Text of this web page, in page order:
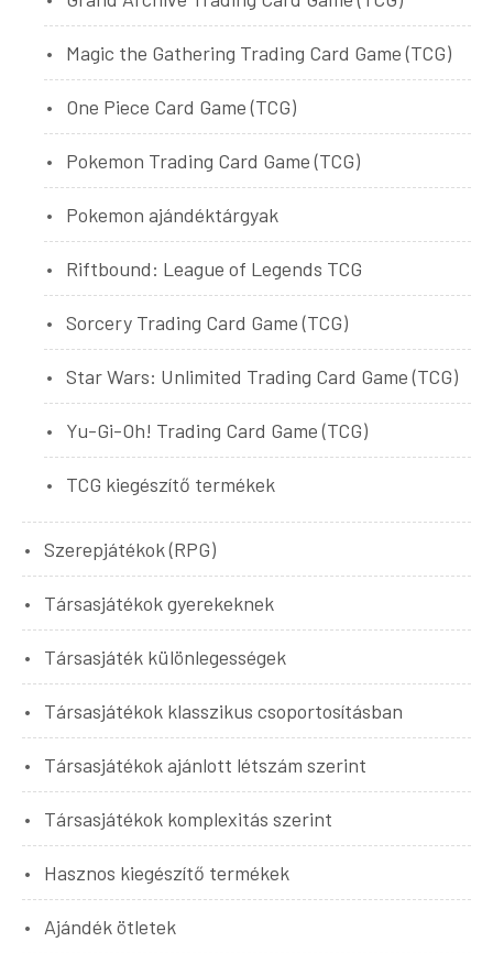
Magic the Gathering Trading Card Game (TCG)
One Piece Card Game (TCG)
Pokemon Trading Card Game (TCG)
Pokemon ajándéktárgyak
Riftbound: League of Legends TCG
Sorcery Trading Card Game (TCG)
Star Wars: Unlimited Trading Card Game (TCG)
Yu-Gi-Oh! Trading Card Game (TCG)
TCG kiegészítő termékek
Szerepjátékok (RPG)
Társasjátékok gyerekeknek
Társasjáték különlegességek
Társasjátékok klasszikus csoportosításban
Társasjátékok ajánlott létszám szerint
Társasjátékok komplexitás szerint
Hasznos kiegészítő termékek
Ajándék ötletek